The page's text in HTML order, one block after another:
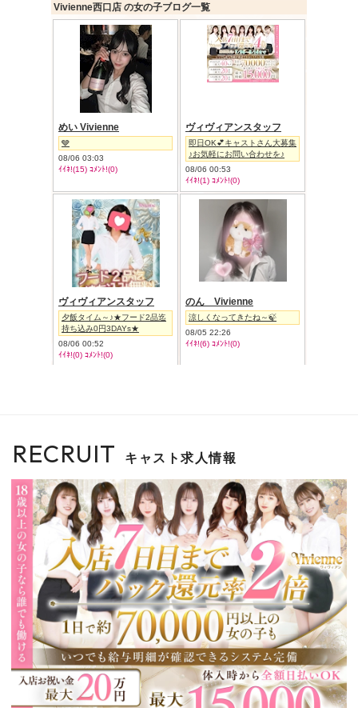
RECRUIT キャスト求人情報